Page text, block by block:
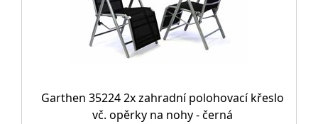
Garthen 35224 2x zahradní polohovací křeslo
vč. opěrky na nohy - černá